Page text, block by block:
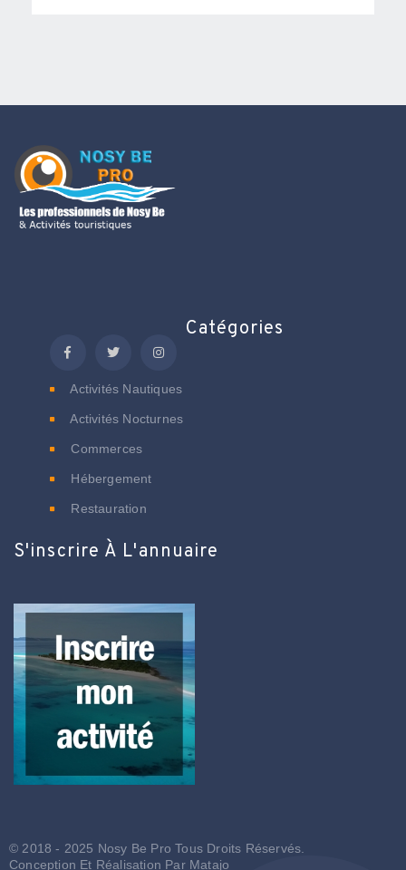
Catégories
Activités Nautiques
Activités Nocturnes
Commerces
Hébergement
Restauration
S'inscrire À L'annuaire
© 2018 - 2025 Nosy Be Pro Tous Droits Réservés.
Conception Et Réalisation Par Matajo